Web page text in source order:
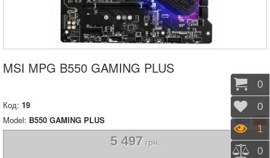
MSI MPG B550 GAMING PLUS
Код: 19
Model: B550 GAMING PLUS MSI
5 497грн.
0
0
1
0